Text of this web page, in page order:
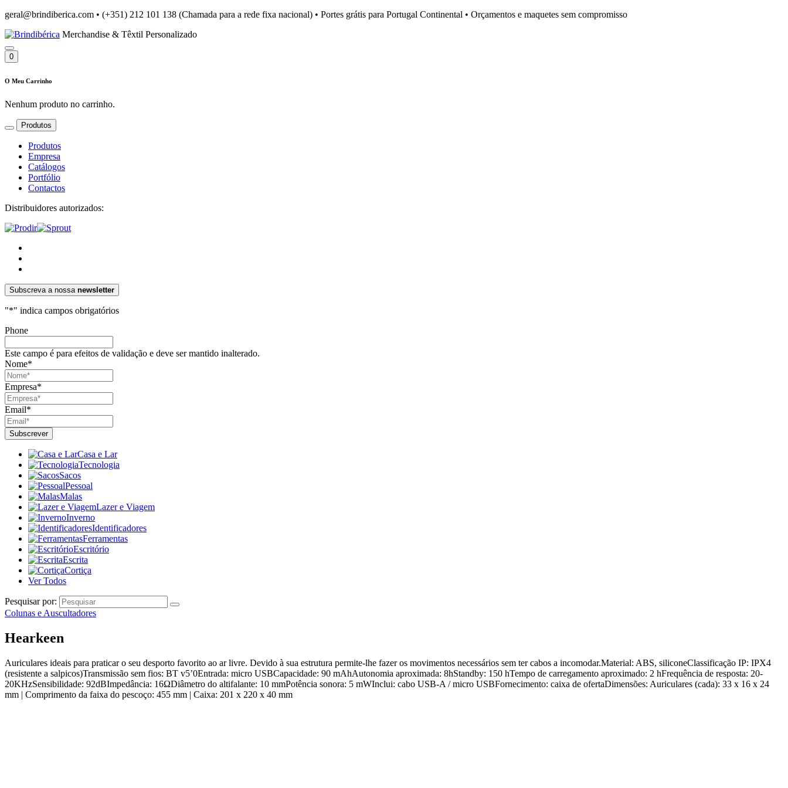
geral@brindiberica.com • (+351) 212 101 138 (Chamada para a rede fixa nacional) • Portes grátis para Portugal Continental • Orçamentos e maquetes sem compromisso
Merchandise & Têxtil Personalizado
0
O Meu Carrinho
Nenhum produto no carrinho.
Produtos
Produtos
Empresa
Catálogos
Portfólio
Contactos
Distribuidores autorizados:
Subscreva a nossa newsletter
"*" indica campos obrigatórios
Phone
Este campo é para efeitos de validação e deve ser mantido inalterado.
Nome*
Empresa*
Email*
Casa e Lar
Tecnologia
Sacos
Pessoal
Malas
Lazer e Viagem
Inverno
Identificadores
Ferramentas
Escritório
Escrita
Cortiça
Ver Todos
Pesquisar por:
Colunas e Auscultadores
Hearkeen
Auriculares ideais para praticar o seu desporto favorito ao ar livre. Devido à sua estrutura permite-lhe fazer os movimentos necessários sem ter cabos a incomodar.Material: ABS, siliconeClassificação IP: IPX4
(resistente a salpicos)Transmissão sem fios: BT v5’0Entrada: micro USBCapacidade: 90 mAhAutonomia aproximada: 8hStandby: 150 hTempo de carregamento aproximado: 2 hFrequência de resposta: 20-
20KHzSensibilidade: 92dBImpedância: 16ΩDiâmetro do altifalante: 10 mmPotência sonora: 5 mWInclui: cabo USB-A / micro USBFornecimento: caixa de ofertaDimensões: Auriculares (cada): 33 x 16 x 24
mm | Comprimento da faixa do pescoço: 455 mm | Caixa: 201 x 220 x 40 mm